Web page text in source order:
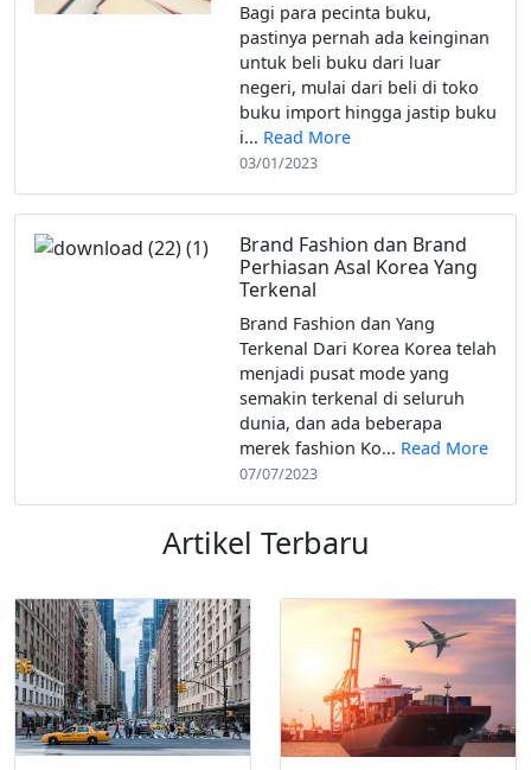
‌Bagi para pecinta buku,
pastinya pernah ada keinginan
untuk beli buku dari luar
negeri, mulai dari beli di toko
buku import hingga jastip buku
i... Read More
03/01/2023
Brand Fashion dan Brand
Perhiasan Asal Korea Yang
Terkenal
Brand Fashion dan Yang
Terkenal Dari Korea Korea telah
menjadi pusat mode yang
semakin terkenal di seluruh
dunia, dan ada beberapa
merek fashion Ko... Read More
07/07/2023
Artikel Terbaru